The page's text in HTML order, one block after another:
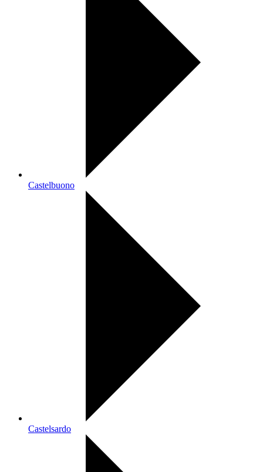
Castelbuono
Castelsardo